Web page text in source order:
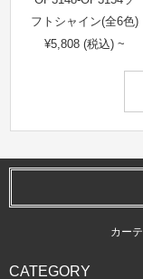
フトシャイン(全6色)
¥5,808 (税込) ~
カー
CATEGORY